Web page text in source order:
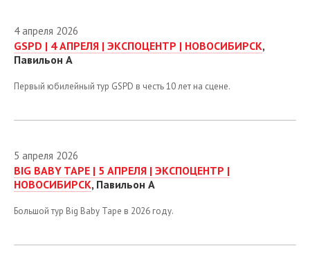
2026
Октябрь
Ноябрь
Декабрь
4 апреля 2026
GSPD | 4 АПРЕЛЯ | ЭКСПОЦЕНТР | НОВОСИБИРСК,
Павильон А
Первый юбилейный тур GSPD в честь 10 лет на сцене.
5 апреля 2026
BIG BABY TAPE | 5 АПРЕЛЯ | ЭКСПОЦЕНТР |
НОВОСИБИРСК, Павильон А
Большой тур Big Baby Tape в 2026 году.